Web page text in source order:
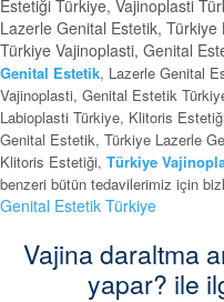
Estetiği Türkiye, Vajinoplasti
Lazerle Genital Estetik,
Türkiye Vajinoplasti, Genital
Genital Estetik, Lazerle Genital
Vajinoplasti, Genital Estetik
Labioplasti Türkiye, Klitoris
Genital Estetik, Türkiye Lazerle
Klitoris Estetiği, Türkiye
benzeri bütün tedavilerimiz için
Genital Estetik Türkiye
Vajina daraltma
yapar? ile